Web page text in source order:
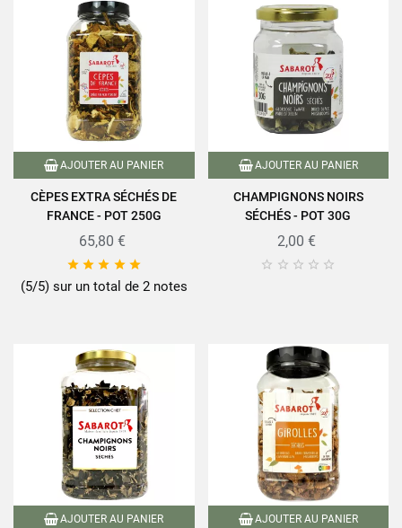
AJOUTER AU PANIER
CÈPES EXTRA SÉCHÉS DE
FRANCE - POT 250G
65,80 €
    
(5/5) sur un total de 2 notes
AJOUTER AU PANIER
CHAMPIGNONS NOIRS
SÉCHÉS - POT 30G
2,00 €
    
AJOUTER AU PANIER AJOUTER AU PANIER